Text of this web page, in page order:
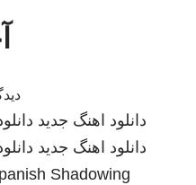
دانلود اهنگ جدید
دانلود اهنگ جدید
Shadowing